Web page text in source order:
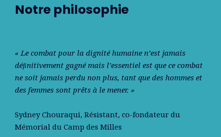
Notre philosophie
« Le combat pour la dignité humaine n’est jamais
déﬁnitivement gagné mais l’essentiel est que ce combat
ne soit jamais perdu non plus, tant que des hommes et
des femmes sont prêts à le mener. »
Sydney Chouraqui, Résistant, co-fondateur du
Mémorial du Camp des Milles